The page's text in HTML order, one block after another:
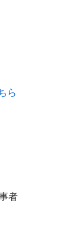
ら
者